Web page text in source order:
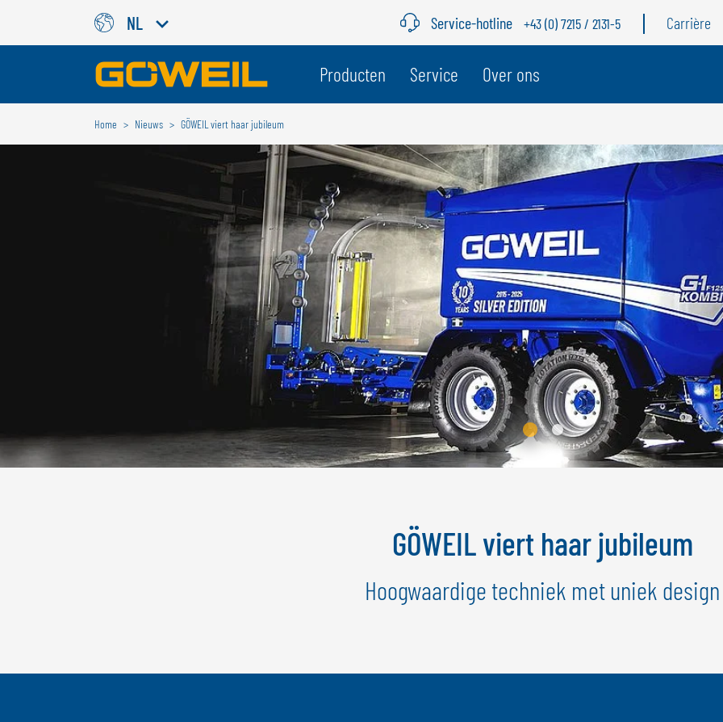
NL
Kies uw taal / land
INTERNATIONAAL
DEUTSCH
ESPAÑOL
POLSKI
ČESKÝ
BELGIË
GÖWEIL BNL
NEDERLANDS
FRANÇAIS
DEUTSCH
Service-hotline +43 (0) 7215 / 2131-5 Carrière
Producten Service Over ons
Home Nieuws GÖWEIL viert haar jubileum
GÖWEIL viert haar jubileum
Hoogwaardige techniek met uniek design